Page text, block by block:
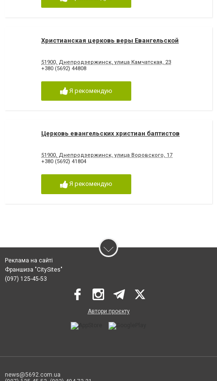
Христианская церковь веры Евангельской
51900, Днепродзержинск, улица Камчатская, 23
+380 (5692) 44808
Я рекомендую
Церковь евангельских христиан баптистов
51900, Днепродзержинск, улица Воровского, 17
+380 (5692) 41804
Я рекомендую
Реклама на сайті
Франшиза "CitySites"
(097) 125-45-53
Автори проєкту
news@5692.com.ua